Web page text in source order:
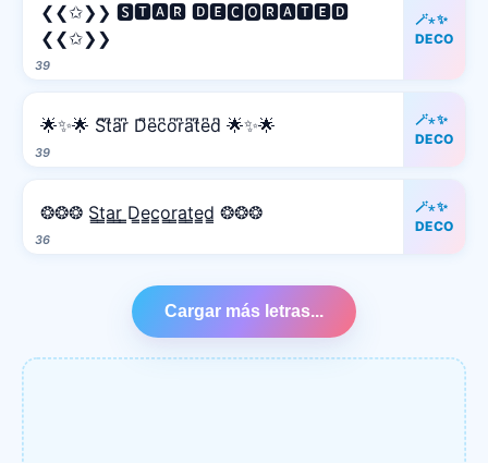
39
❮❮✩❯❯ 🆂🆃🅰🆁 🅳🅴🅲🅾🆁🅰🆃🅴🅳
❮❮✩❯❯
🪄⋆✨
DECO
39
🌟✨🌟 S͆t͆a͆r͆ D͆e͆c͆o͆r͆a͆t͆e͆d͆ 🌟✨🌟
🪄⋆✨
DECO
36
❂❂❂ S̳t̳a̳r̳ ̳D̳e̳c̳o̳r̳a̳t̳e̳d̳ ❂❂❂
🪄⋆✨
DECO
Cargar más letras...